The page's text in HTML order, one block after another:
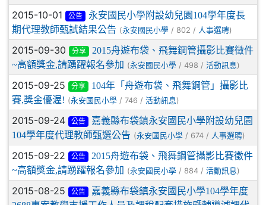
2015-10-01 公告
永安國民小學附設幼兒園104學年度長
期代理教師甄試結果公告 (永安國民小學 / 802 / 人事選聘)
2015-09-30 分享
2015舟遊布袋、飛舞鋼管攝影比賽徵件
~高額獎金,請踴躍報名參加 (永安國民小學 / 498 / 活動訊息 )
2015-09-25 分享
104年「舟遊布袋、飛舞鋼管」攝影比
賽,獎金優渥! (永安國民小學 / 746 / 活動訊息 )
2015-09-24 公告
嘉義縣布袋鎮永安國民小學附設幼兒園
104學年度代理教師甄選公告 (永安國民小學 / 674 / 人事選聘)
2015-09-22 公告
2015舟遊布袋、飛舞鋼管攝影比賽徵件
~高額獎金,請踴躍報名參加 (永安國民小學 / 884 / 活動訊息 )
2015-08-25 公告
嘉義縣布袋鎮永安國民小學104學年度